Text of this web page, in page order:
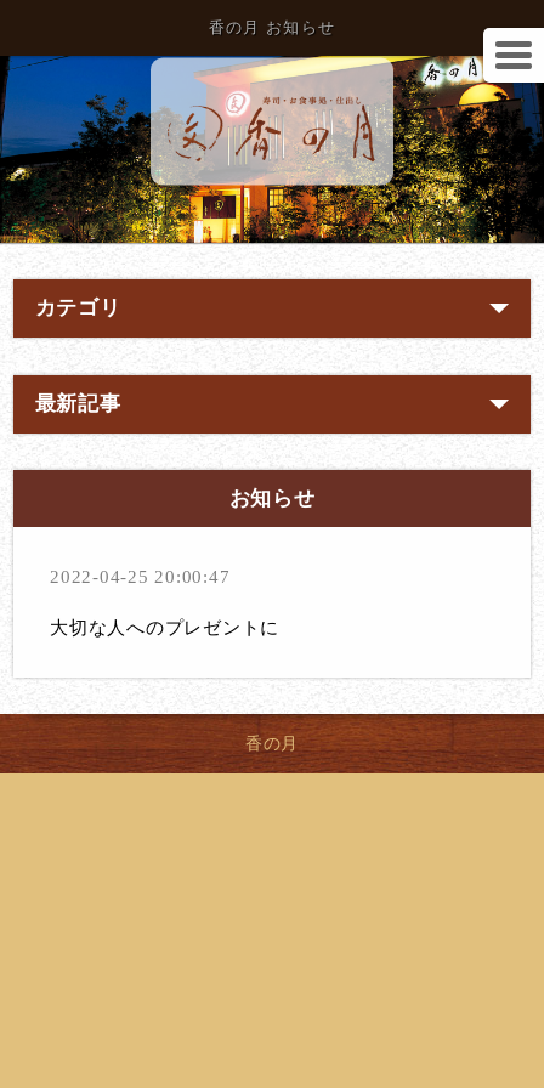
香の月 お知らせ
カテゴリ
最新記事
お知らせ
2022-04-25 20:00:47
大切な人へのプレゼントに
香の月